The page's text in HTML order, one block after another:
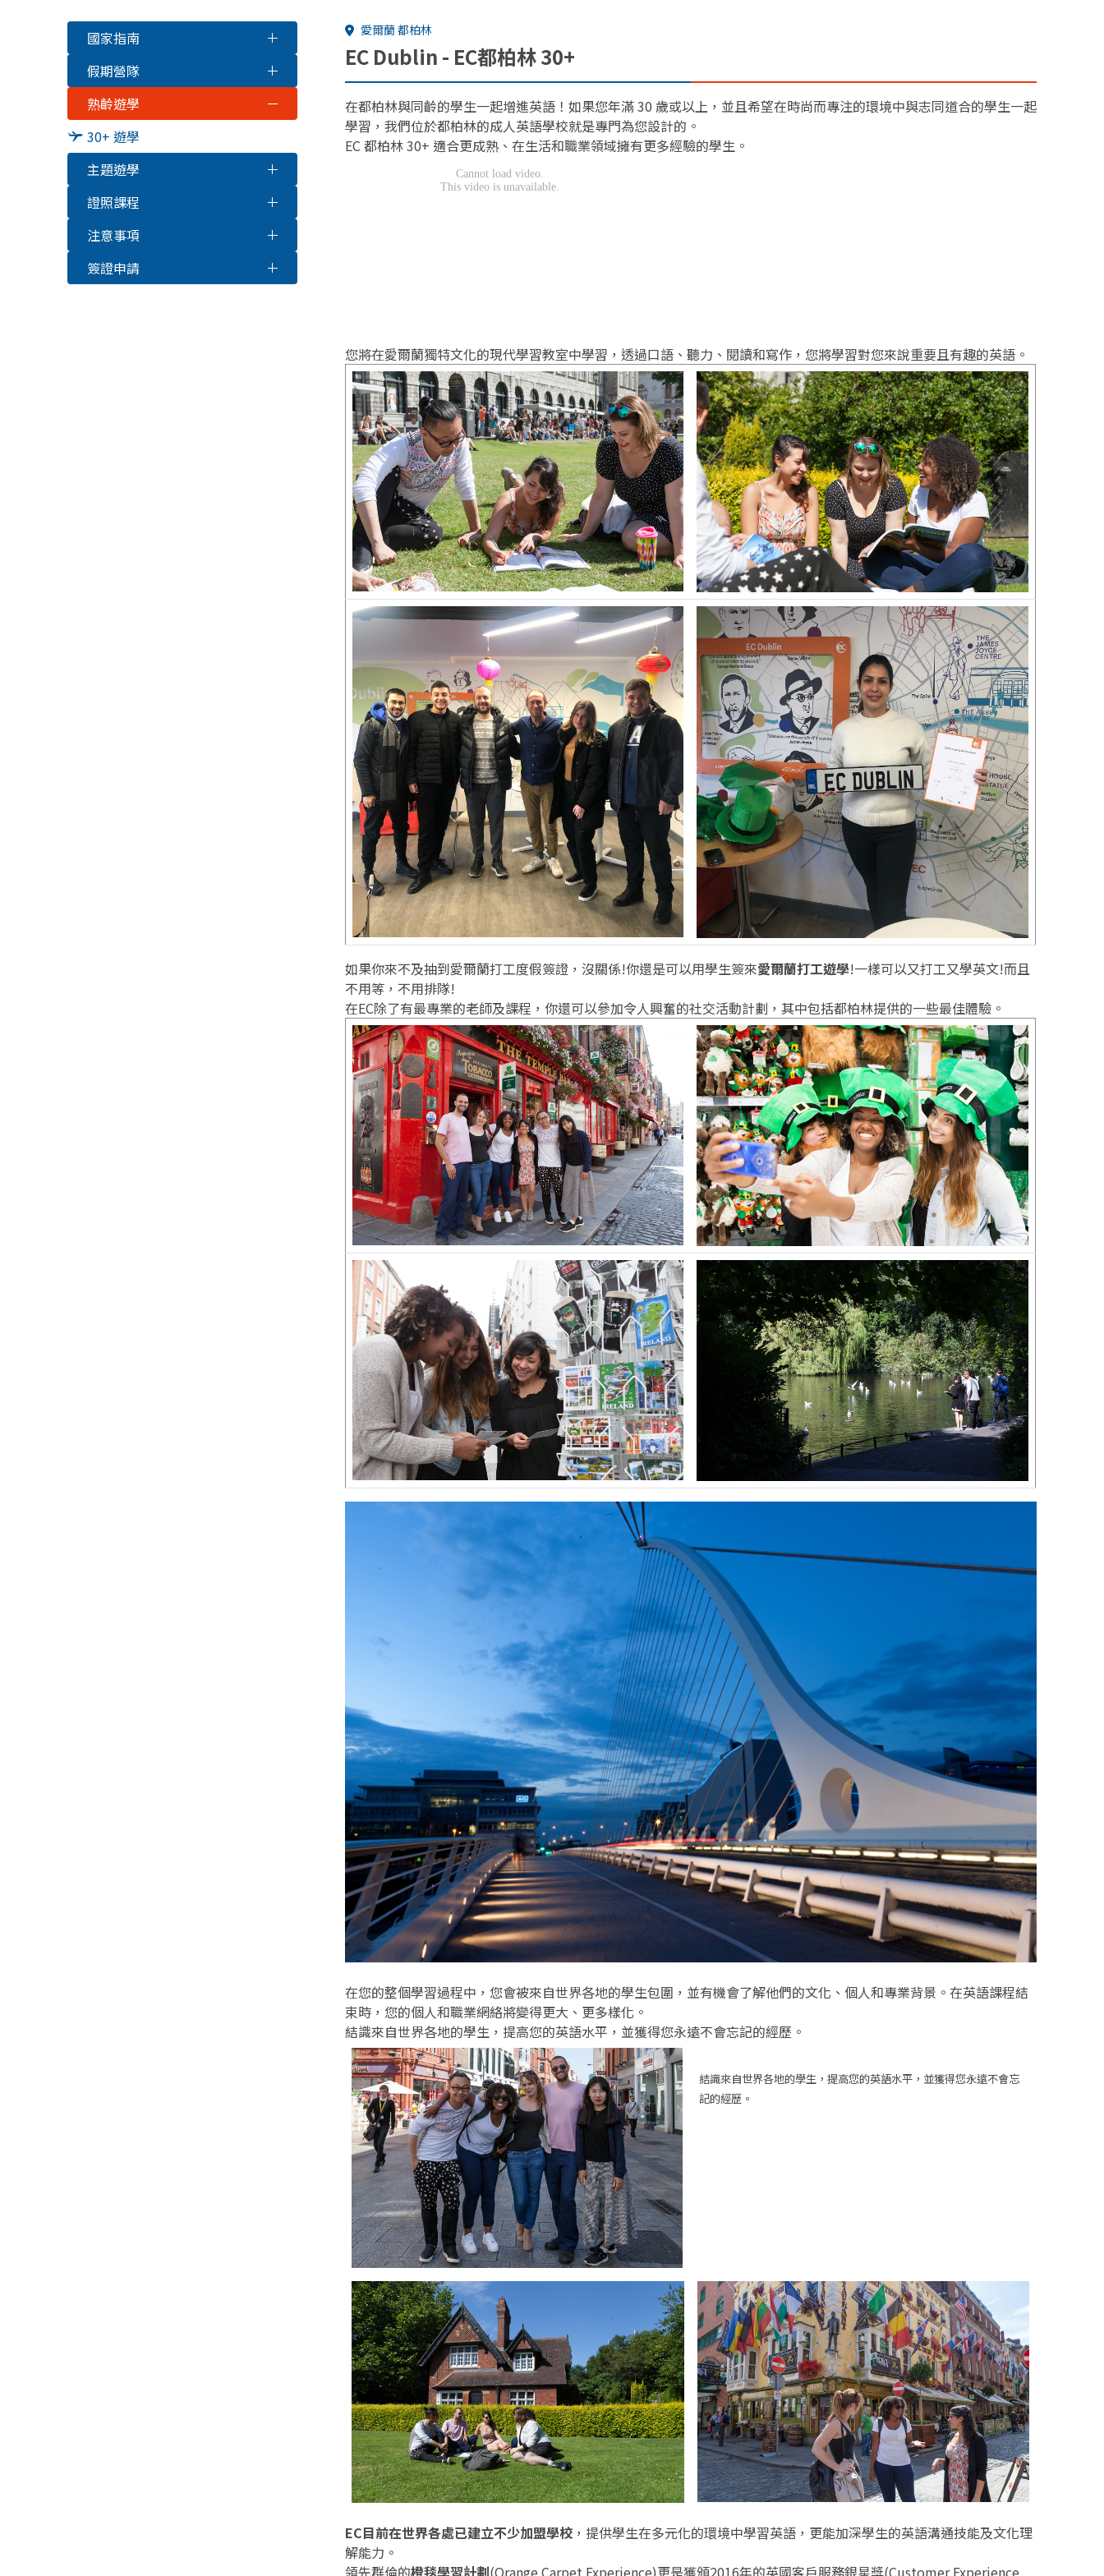
國家指南
假期營隊
熟齡遊學
30+ 遊學
主題遊學
證照課程
注意事項
簽證申請
愛爾蘭 都柏林
EC Dublin - EC都柏林 30+
在都柏林與同齡的學生一起增進英語！如果您年滿 30 歲或以上，並且希望在時尚而專注的環境中與志同道合的學生一起
學習，我們位於都柏林的成人英語學校就是專門為您設計的。
EC 都柏林 30+ 適合更成熟、在生活和職業領域擁有更多經驗的學生。
您將在愛爾蘭獨特文化的現代學習教室中學習，透過口語、聽力、閱讀和寫作，您將學習對您來說重要且有趣的英語。
如果你來不及抽到愛爾蘭打工度假簽證，沒關係!你還是可以用學生簽來愛爾蘭打工遊學!一樣可以又打工又學英文!而且
不用等，不用排隊!
在EC除了有最專業的老師及課程，你還可以參加令人興奮的社交活動計劃，其中包括都柏林提供的一些最佳體驗。
在您的整個學習過程中，您會被來自世界各地的學生包圍，並有機會了解他們的文化、個人和專業背景。在英語課程結
束時，您的個人和職業網絡將變得更大、更多樣化。
結識來自世界各地的學生，提高您的英語水平，並獲得您永遠不會忘記的經歷。
結識來自世界各地的學生，提高您的英語水平，並獲得您永遠不會忘
記的經歷。
EC目前在世界各處已建立不少加盟學校 ，提供學生在多元化的環境中學習英語，更能加深學生的英語溝通技能及文化理
解能力。
領先群倫的橙毯學習計劃(Orange Carpet Experience)更是獲頒2016年的英國客戶服務銀星獎(Customer Experience